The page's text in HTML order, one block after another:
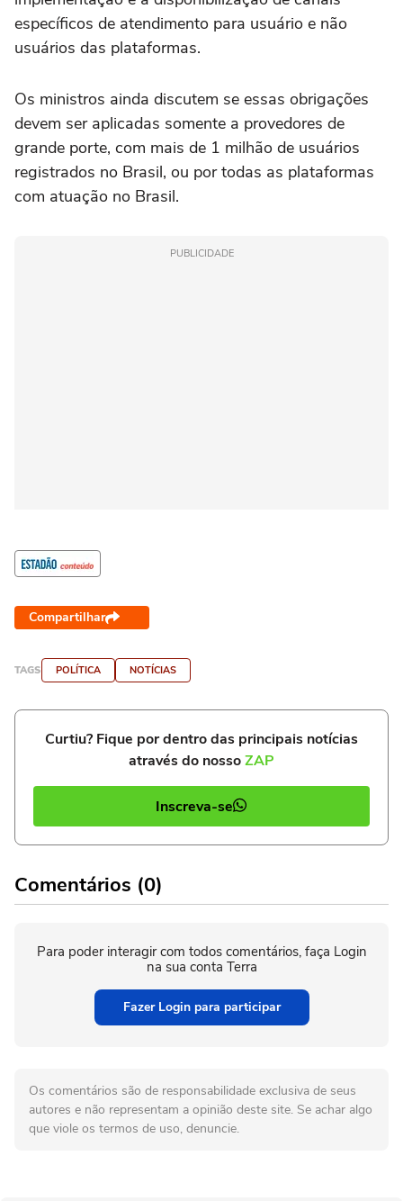
específicos de atendimento para usuário e não
usuários das plataformas.
Os ministros ainda discutem se essas obrigações
devem ser aplicadas somente a provedores de
grande porte, com mais de 1 milhão de usuários
registrados no Brasil, ou por todas as plataformas
com atuação no Brasil.
PUBLICIDADE
Compartilhar
TAGS POLÍTICA NOTÍCIAS
Curtiu? Fique por dentro das principais notícias
através do nossoZAP
Inscreva-se
Comentários (0)
Para poder interagir com todos comentários, faça Login
na sua conta Terra
Fazer Login para participar
Os comentários são de responsabilidade exclusiva de seus
autores e não representam a opinião deste site. Se achar algo
que viole os termos de uso, denuncie.